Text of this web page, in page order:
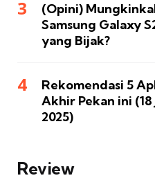
(Opini)
Samsung Galaxy
yang Bijak?
Rekomendasi 5
Akhir Pekan ini (18
2025)
Review